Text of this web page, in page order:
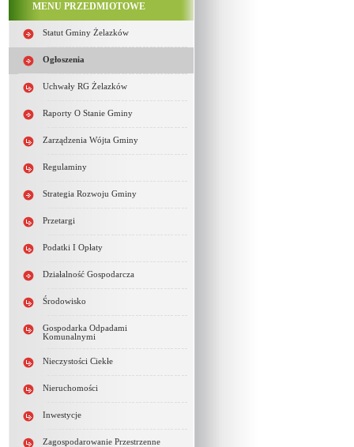
MENU PRZEDMIOTOWE
Statut Gminy Żelazków
Ogłoszenia
Uchwały RG Żelazków
Raporty O Stanie Gminy
Zarządzenia Wójta Gminy
Regulaminy
Strategia Rozwoju Gminy
Przetargi
Podatki I Opłaty
Działalność Gospodarcza
Środowisko
Gospodarka Odpadami
Komunalnymi
Nieczystości Ciekłe
Nieruchomości
Inwestycje
Zagospodarowanie Przestrzenne